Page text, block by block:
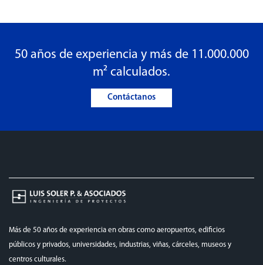
50 años de experiencia y más de 11.000.000
m² calculados.
Contáctanos
Más de 50 años de experiencia en obras como aeropuertos, edificios
públicos y privados, universidades, industrias, viñas, cárceles, museos y
centros culturales.